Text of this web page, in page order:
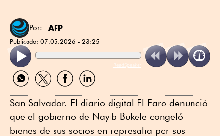
Por: AFP
Publicado: 07.05.2026 - 23:25
ReadSpeaker
Compartir
por
Compartir
por
Compartir
por
Compartir
por
San Salvador. El diario digital El Faro denunció
que el gobierno de Nayib Bukele congeló
bienes de sus socios en represalia por sus